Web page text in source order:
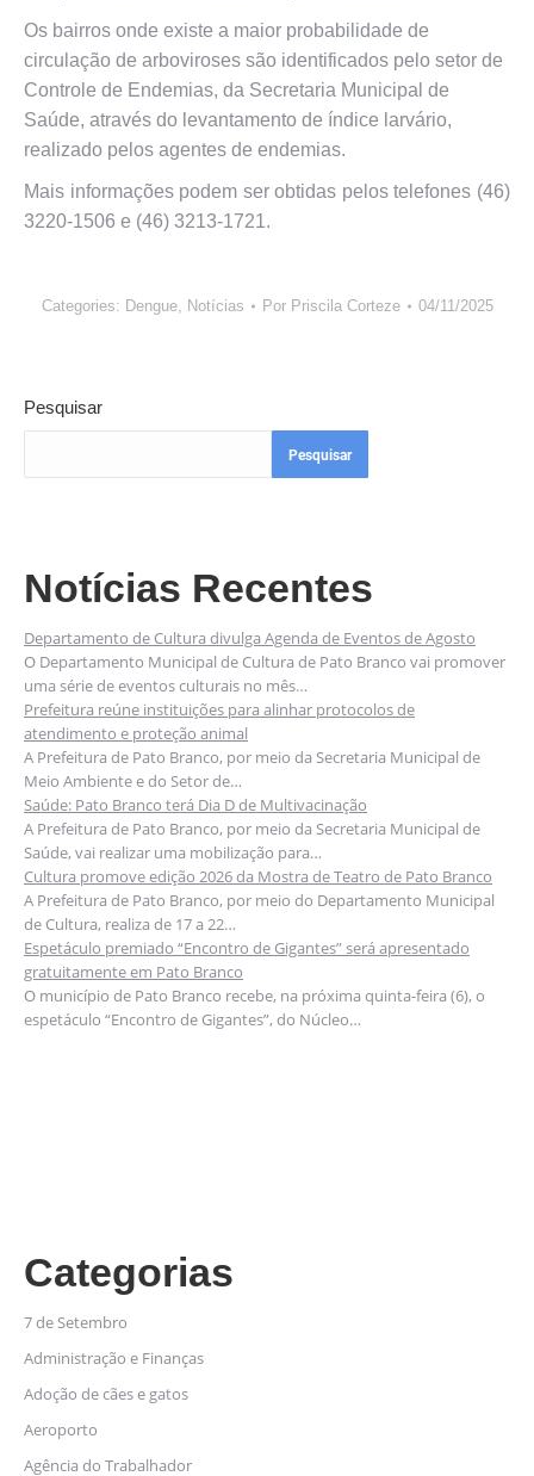
Os bairros onde existe a maior probabilidade de
circulação de arboviroses são identificados pelo setor de
Controle de Endemias, da Secretaria Municipal de
Saúde, através do levantamento de índice larvário,
realizado pelos agentes de endemias.
Mais informações podem ser obtidas pelos telefones (46)
3220-1506 e (46) 3213-1721.
Categories: Dengue, Notícias Por Priscila Corteze 04/11/2025
Pesquisar
Pesquisar
Notícias Recentes
Departamento de Cultura divulga Agenda de Eventos de Agosto
O Departamento Municipal de Cultura de Pato Branco vai promover
uma série de eventos culturais no mês…
Prefeitura reúne instituições para alinhar protocolos de
atendimento e proteção animal
A Prefeitura de Pato Branco, por meio da Secretaria Municipal de
Meio Ambiente e do Setor de…
Saúde: Pato Branco terá Dia D de Multivacinação
A Prefeitura de Pato Branco, por meio da Secretaria Municipal de
Saúde, vai realizar uma mobilização para…
Cultura promove edição 2026 da Mostra de Teatro de Pato Branco
A Prefeitura de Pato Branco, por meio do Departamento Municipal
de Cultura, realiza de 17 a 22…
Espetáculo premiado “Encontro de Gigantes” será apresentado
gratuitamente em Pato Branco
O município de Pato Branco recebe, na próxima quinta-feira (6), o
espetáculo “Encontro de Gigantes”, do Núcleo…
Categorias
7 de Setembro
Administração e Finanças
Adoção de cães e gatos
Aeroporto
Agência do Trabalhador